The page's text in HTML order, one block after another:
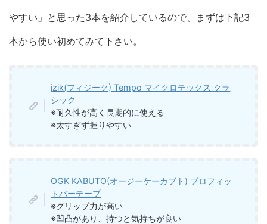
やすい」と思った3本を紹介しているので、まずは下記3
本から使い初めてみて下さい。
izik(フィジーク) Tempo マイクロテックス クラ
シック
※耐久性が高く長期的に使える
※太すぎず握りやすい
OGK KABUTO(オージーケーカブト) プロフィッ
トバーテープ
※グリップ力が高い
※凹凸があり、持つと気持ちが良い